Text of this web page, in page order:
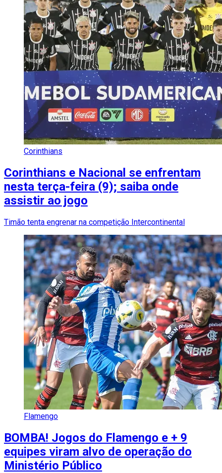
Corinthians
Corinthians e Nacional se enfrentam
nesta terça-feira (9); saiba onde
assistir ao jogo
Timão tenta engrenar na competição Intercontinental
Flamengo
BOMBA! Jogos do Flamengo e + 9
equipes viram alvo de operação do
Ministério Público